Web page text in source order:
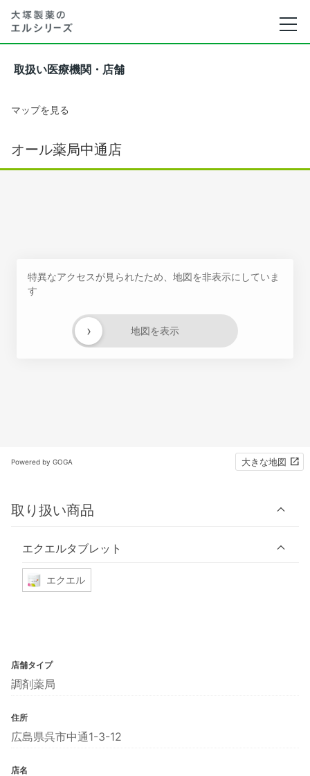
取扱い医療機関・店舗
マップを見る
オール薬局中通店
特異なアクセスが見られたため、地図を非表示にしていま
す
地図を表示
›
Powered by GOGA 大きな地図
取り扱い商品
エクエルタブレット
エクエル
店舗タイプ
調剤薬局
住所
広島県呉市中通1-3-12
店名